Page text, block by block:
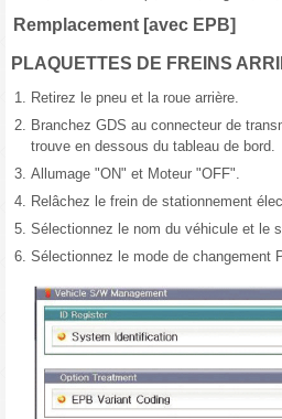
Remplacement [avec EPB]
PLAQUETTES DE FREINS
1. Retirez le pneu et la roue arrière.
2. Branchez GDS au connecteur de
trouve en dessous du tableau de bord.
3. Allumage "ON" et Moteur "OFF".
4. Relâchez le frein de stationnement
5. Sélectionnez le nom du véhicule et le
6. Sélectionnez le mode de changement